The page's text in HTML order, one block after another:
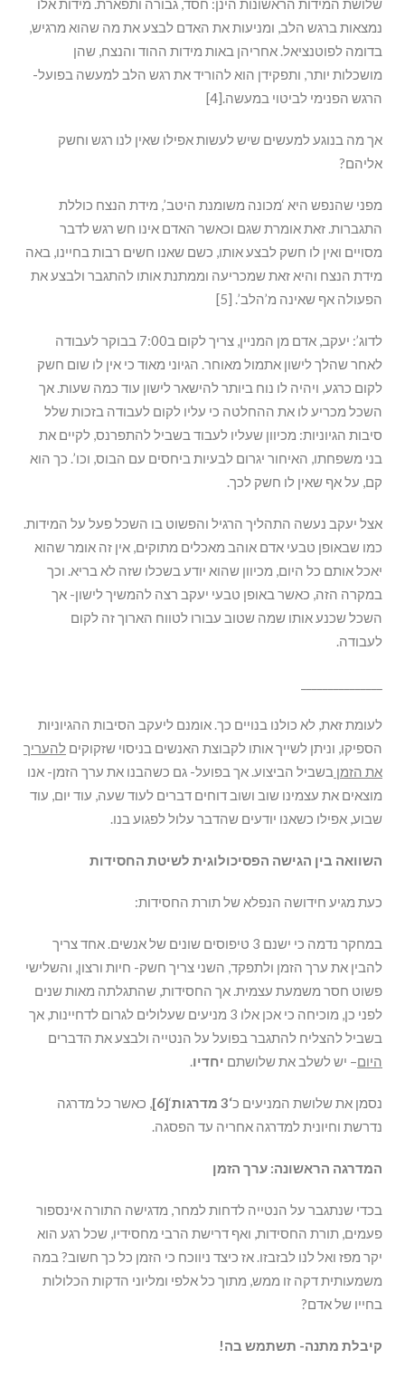
שלושת המידות הראשונות הינן: חסד, גבורה ותפארת. מידות אלו
נמצאות ברגש הלב, ומניעות את האדם לבצע את מה שהוא מרגיש,
בדומה לפוטנציאל. אחריהן באות מידות ההוד והנצח, שהן
מושכלות יותר, ותפקידן הוא להוריד את רגש הלב למעשה בפועל-
הרגש הפנימי לביטוי במעשה.[4]
אך מה בנוגע למעשים שיש לעשות אפילו שאין לנו רגש וחשק
אליהם?
מפני שהנפש היא ‘מכונה משומנת היטב’, מידת הנצח כוללת
התגברות. זאת אומרת שגם וכאשר האדם אינו חש רגש לדבר
מסויים ואין לו חשק לבצע אותו, כשם שאנו חשים רבות בחיינו, באה
מידת הנצח והיא זאת שמכריעה וממתנת אותו להתגבר ולבצע את
הפעולה אף שאינה מ’הלב’. [5]
לדוג’: יעקב, אדם מן המניין, צריך לקום ב7:00 בבוקר לעבודה
לאחר שהלך לישון אתמול מאוחר. הגיוני מאוד כי אין לו שום חשק
לקום כרגע, ויהיה לו נוח ביותר להישאר לישון עוד כמה שעות. אך
השכל מכריע לו את ההחלטה כי עליו לקום לעבודה בזכות שלל
סיבות הגיוניות: מכיוון שעליו לעבוד בשביל להתפרנס, לקיים את
בני משפחתו, האיחור יגרום לבעיות ביחסים עם הבוס, וכו’. כך הוא
קם, על אף שאין לו חשק לכך.
אצל יעקב נעשה התהליך הרגיל והפשוט בו השכל פעל על המידות.
כמו שבאופן טבעי אדם אוהב מאכלים מתוקים, אין זה אומר שהוא
יאכל אותם כל היום, מכיוון שהוא יודע בשכלו שזה לא בריא. וכך
במקרה הזה, כאשר באופן טבעי יעקב רצה להמשיך לישון- אך
השכל שכנע אותו שמה שטוב עבורו לטווח הארוך זה לקום
לעבודה.
לעומת זאת, לא כולנו בנויים כך. אומנם ליעקב הסיבות ההגיוניות
הספיקו, וניתן לשייך אותו לקבוצת האנשים בניסוי שזקוקים להעריך
את הזמן בשביל הביצוע. אך בפועל- גם כשהבנו את ערך הזמן- אנו
מוצאים את עצמינו שוב ושוב דוחים דברים לעוד שעה, עוד יום, עוד
שבוע, אפילו כשאנו יודעים שהדבר עלול לפגוע בנו.
השוואה בין הגישה הפסיכולוגית לשיטת החסידות
כעת מגיע חידושה הנפלא של תורת החסידות:
במחקר נדמה כי ישנם 3 טיפוסים שונים של אנשים. אחד צריך
להבין את ערך הזמן ולתפקד, השני צריך חשק- חיות ורצון, והשלישי
פשוט חסר משמעת עצמית. אך החסידות, שהתגלתה מאות שנים
לפני כן, מוכיחה כי אכן אלו 3 מניעים שעלולים לגרום לדחיינות, אך
בשביל להצליח להתגבר בפועל על הנטייה ולבצע את הדברים
היום– יש לשלב את שלושתם יחדיו.
נסמן את שלושת המניעים כ‘3 מדרגות ‘
[6]
, כאשר כל מדרגה
נדרשת וחיונית למדרגה אחריה עד הפסגה.
המדרגה הראשונה: ערך הזמן
בכדי שנתגבר על הנטייה לדחות למחר, מדגישה התורה אינספור
פעמים, תורת החסידות, ואף דרישת הרבי מחסידיו, שכל רגע הוא
יקר מפז ואל לנו לבזבזו. אז כיצד ניווכח כי הזמן כל כך חשוב? במה
משמעותית דקה זו ממש, מתוך כל אלפי ומליוני הדקות הכלולות
בחייו של אדם?
קיבלת מתנה- תשתמש בה!